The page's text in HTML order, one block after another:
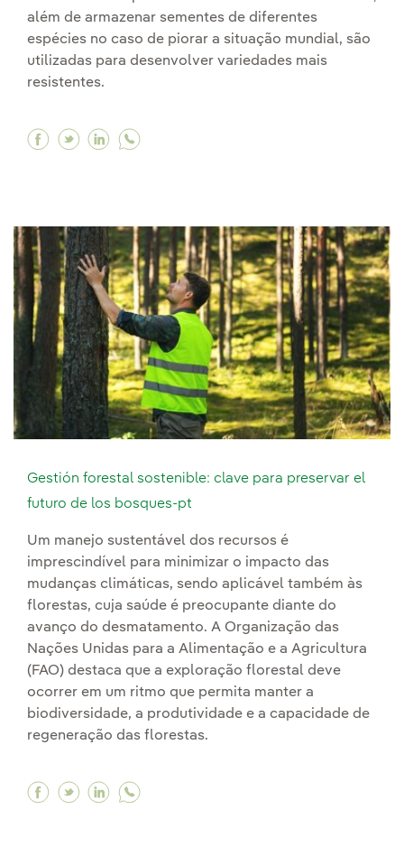
além de armazenar sementes de diferentes
espécies no caso de piorar a situação mundial, são
utilizadas para desenvolver variedades mais
resistentes.
Facebook Bancos de sementes, o que são e
Twitter Bancos de sementes, o que são e
Linkedin Bancos de sementes, o que
Gestión forestal sostenible: clave para preservar el
futuro de los bosques-pt
Um manejo sustentável dos recursos é
imprescindível para minimizar o impacto das
mudanças climáticas, sendo aplicável também às
florestas, cuja saúde é preocupante diante do
avanço do desmatamento. A Organização das
Nações Unidas para a Alimentação e a Agricultura
(FAO) destaca que a exploração florestal deve
ocorrer em um ritmo que permita manter a
biodiversidade, a produtividade e a capacidade de
regeneração das florestas.
Facebook Gestión forestal sostenible: clave
Twitter Gestión forestal sostenible: clave
Linkedin Gestión forestal sostenible: